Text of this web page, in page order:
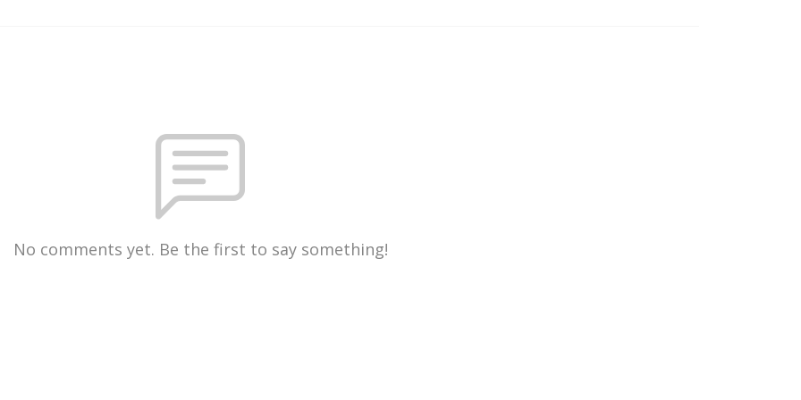
No comments yet. Be the first to say something!